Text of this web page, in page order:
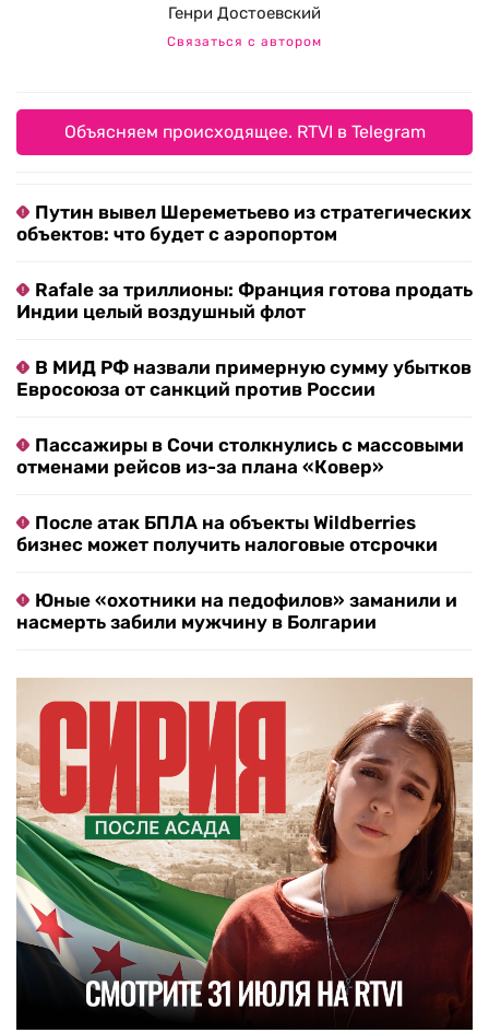
Генри Достоевский
Связаться с автором
Объясняем происходящее. RTVI в Telegram
Путин вывел Шереметьево из стратегических
объектов: что будет с аэропортом
Rafale за триллионы: Франция готова продать
Индии целый воздушный флот
В МИД РФ назвали примерную сумму убытков
Евросоюза от санкций против России
Пассажиры в Сочи столкнулись с массовыми
отменами рейсов из-за плана «Ковер»
После атак БПЛА на объекты Wildberries
бизнес может получить налоговые отсрочки
Юные «охотники на педофилов» заманили и
насмерть забили мужчину в Болгарии